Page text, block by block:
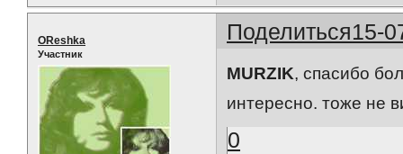
Поделиться15-
OReshka
Участник
MURZIK, спасибо
интересно. тоже не
0